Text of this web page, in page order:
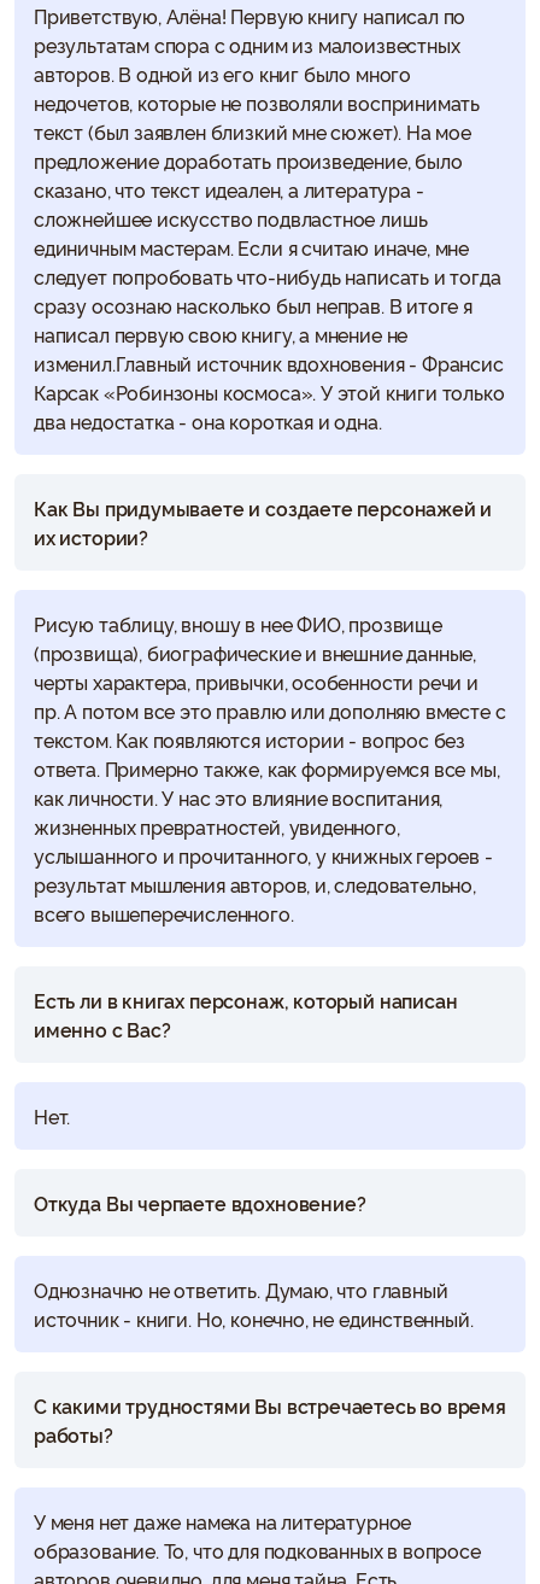
Приветствую, Алёна! Первую книгу написал по
результатам спора с одним из малоизвестных
авторов. В одной из его книг было много
недочетов, которые не позволяли воспринимать
текст (был заявлен близкий мне сюжет). На мое
предложение доработать произведение, было
сказано, что текст идеален, а литература -
сложнейшее искусство подвластное лишь
единичным мастерам. Если я считаю иначе, мне
следует попробовать что-нибудь написать и тогда
сразу осознаю насколько был неправ. В итоге я
написал первую свою книгу, а мнение не
изменил.Главный источник вдохновения - Франсис
Карсак «Робинзоны космоса». У этой книги только
два недостатка - она короткая и одна.
Как Вы придумываете и создаете персонажей и
их истории?
Рисую таблицу, вношу в нее ФИО, прозвище
(прозвища), биографические и внешние данные,
черты характера, привычки, особенности речи и
пр. А потом все это правлю или дополняю вместе с
текстом. Как появляются истории - вопрос без
ответа. Примерно также, как формируемся все мы,
как личности. У нас это влияние воспитания,
жизненных превратностей, увиденного,
услышанного и прочитанного, у книжных героев -
результат мышления авторов, и, следовательно,
всего вышеперечисленного.
Есть ли в книгах персонаж, который написан
именно с Вас?
Нет.
Откуда Вы черпаете вдохновение?
Однозначно не ответить. Думаю, что главный
источник - книги. Но, конечно, не единственный.
С какими трудностями Вы встречаетесь во время
работы?
У меня нет даже намека на литературное
образование. То, что для подкованных в вопросе